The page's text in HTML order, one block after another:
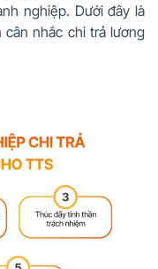
nghiệp. Dưới đây là
nhắc chi trả lương